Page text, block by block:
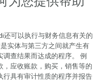
还可以执行与财务信息有关的
实体与第三方之间就产生有
查结果而达成的程序。 例
应收账款，购买，销售等的
具有审计性质的程序并报告